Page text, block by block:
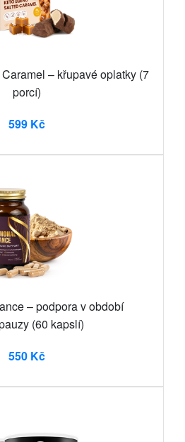
– křupavé oplatky (7
porcí)
599 Kč
– podpora v období
(60 kapslí)
550 Kč